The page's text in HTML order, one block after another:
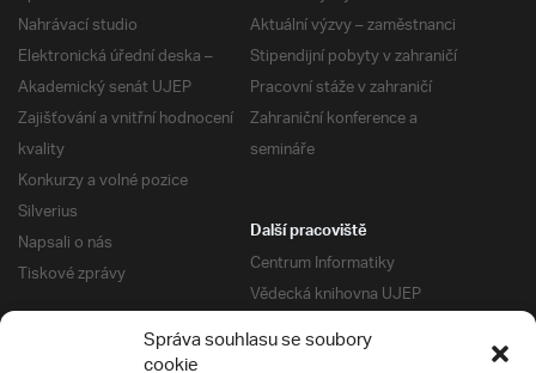
Správa souhlasu se soubory
Nahrávací studio
Elektronická úřední deska –
Akademický senát UJEP
Zajišťování a vnitřní hodnocení
kvality
Konkurzy a volné pozice
Silverius
Napsali o nás
Tiskové zprávy
Aktuální výzvy – zaměstnanci
Stipendijní pobyty v zahraničí
Pracovní stáže v zahraničí
Zahraniční konference a
semináře
Další pracoviště
Centrum Informatiky
Vědecká knihovna UJEP
Správa kolejí a menz
Univerzitní centrum podpory